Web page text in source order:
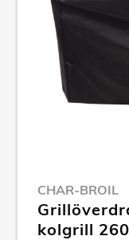
CHAR-BROIL
kolgrill